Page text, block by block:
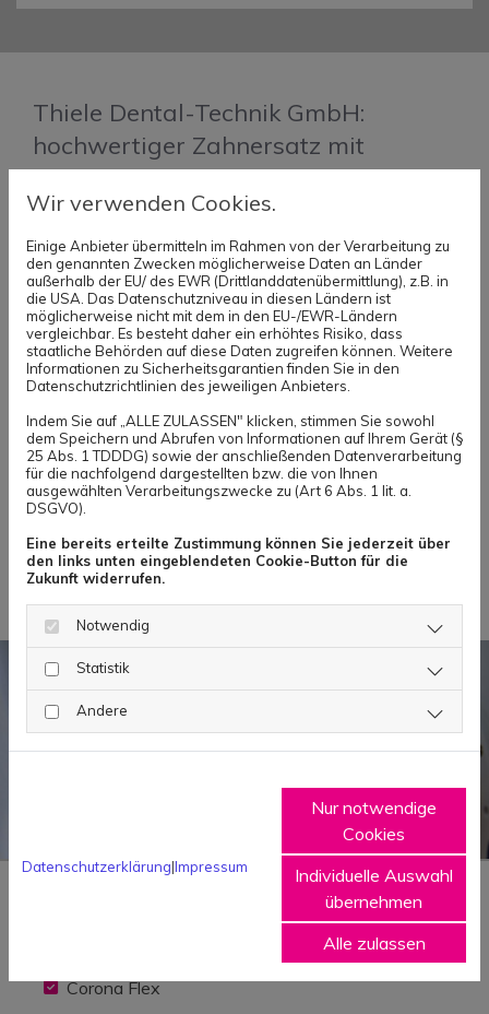
Thiele Dental-Technik GmbH:
hochwertiger Zahnersatz mit
umfassenden Serviceleistungen
Kundenpraxen, wir haben für jede Anforderung das
passende Equipment. Wir wollen bei jedem
notwendigen Arbeitsschritt sicherstellen, dass der von
uns gefertigte Zahnersatz sehr hohen ästhetischen
Ansprüchen gerecht werden kann. Insofern ist es von
essentieller Wichtigkeit, dass sich der Zahnersatz in
puncto Form und Farbe nahtlos einfügt. Dies erreichen
wir durch eine Zahnfarb- und Zahnformbestimmung:
die individuelle Farbnahme am Patienten durch
Meister oder Techniker bildet die Grundlage für die
späteren Qualitätserzeugnisse.
Leihweise stellen wir Ihnen Folgendes
Corona Flex
Wir verwenden Cookies.
Einige Anbieter übermitteln im Rahmen von der Verarbeitung zu
den genannten Zwecken möglicherweise Daten an Länder
außerhalb der EU/ des EWR (Drittlanddatenübermittlung), z.B. in
die USA. Das Datenschutzniveau in diesen Ländern ist
möglicherweise nicht mit dem in den EU-/EWR-Ländern
vergleichbar. Es besteht daher ein erhöhtes Risiko, dass
staatliche Behörden auf diese Daten zugreifen können. Weitere
Informationen zu Sicherheitsgarantien finden Sie in den
Datenschutzrichtlinien des jeweiligen Anbieters.
Indem Sie auf „ALLE ZULASSEN" klicken, stimmen Sie sowohl
dem Speichern und Abrufen von Informationen auf Ihrem Gerät (§
25 Abs. 1 TDDDG) sowie der anschließenden Datenverarbeitung
für die nachfolgend dargestellten bzw. die von Ihnen
ausgewählten Verarbeitungszwecke zu (Art 6 Abs. 1 lit. a.
DSGVO).
Eine bereits erteilte Zustimmung können Sie jederzeit über
den links unten eingeblendeten Cookie-Button für die
Zukunft widerrufen.
Notwendig
Statistik
Andere
Datenschutzerklärung|Impressum
Nur notwendige
Cookies
Individuelle Auswahl
übernehmen
Alle zulassen